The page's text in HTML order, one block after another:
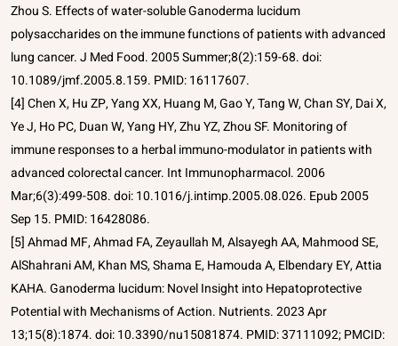
Zhou S. Effects of water-soluble Ganoderma lucidum
polysaccharides on the immune functions of patients with advanced
lung cancer. J Med Food. 2005 Summer;8(2):159-68. doi:
10.1089/jmf.2005.8.159. PMID: 16117607.
[4] Chen X, Hu ZP, Yang XX, Huang M, Gao Y, Tang W, Chan SY, Dai X,
Ye J, Ho PC, Duan W, Yang HY, Zhu YZ, Zhou SF. Monitoring of
immune responses to a herbal immuno-modulator in patients with
advanced colorectal cancer. Int Immunopharmacol. 2006
Mar;6(3):499-508. doi: 10.1016/j.intimp.2005.08.026. Epub 2005
Sep 15. PMID: 16428086.
[5] Ahmad MF, Ahmad FA, Zeyaullah M, Alsayegh AA, Mahmood SE,
AlShahrani AM, Khan MS, Shama E, Hamouda A, Elbendary EY, Attia
KAHA. Ganoderma lucidum: Novel Insight into Hepatoprotective
Potential with Mechanisms of Action. Nutrients. 2023 Apr
13;15(8):1874. doi: 10.3390/nu15081874. PMID: 37111092; PMCID: